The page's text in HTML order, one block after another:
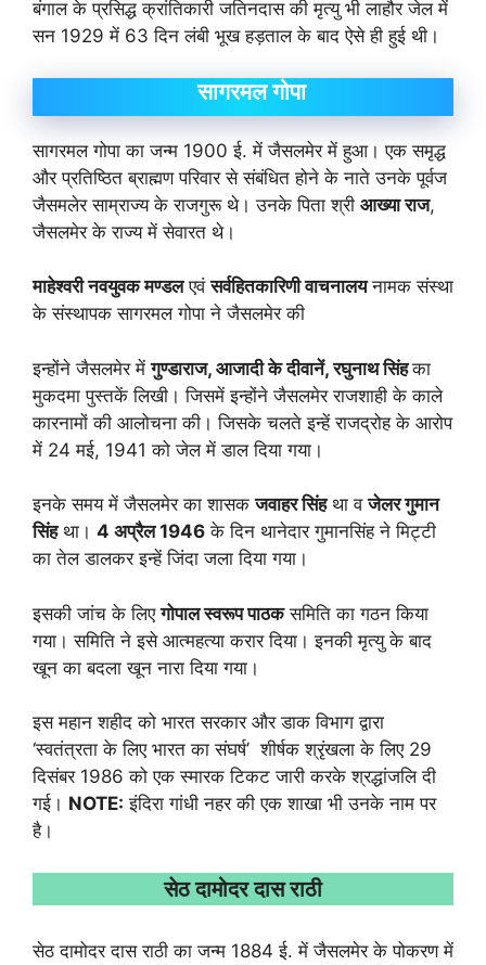
बंगाल के प्रसिद्ध क्रांतिकारी जतिनदास की मृत्यु भी लाहौर जेल में
सन 1929 में 63 दिन लंबी भूख हड़ताल के बाद ऐसे ही हुई थी।
सागरमल गोपा
सागरमल गोपा का जन्म 1900 ई. में जैसलमेर में हुआ। एक समृद्ध
और प्रतिष्ठित ब्राह्मण परिवार से संबंधित होने के नाते उनके पूर्वज
जैसमलेर साम्राज्य के राजगुरू थे। उनके पिता श्री आख्या राज,
जैसलमेर के राज्य में सेवारत थे।
माहेश्वरी नवयुवक मण्डलएवंसर्वहितकारिणी वाचनालयनामक संस्था
के संस्थापक सागरमल गोपा ने जैसलमेर की
इन्होंने जैसलमेर मेंगुण्डाराज, आजादी के दीवानें,रघुनाथ सिंहका
मुकदमा पुस्तकें लिखी। जिसमें इन्होंने जैसलमेर राजशाही के काले
कारनामों की आलोचना की। जिसके चलते इन्हें राजद्रोह के आरोप
में 24 मई, 1941 को जेल में डाल दिया गया।
इनके समय में जैसलमेर का शासकजवाहर सिंहथा वजेलर गुमान
सिंहथा। 4 अप्रैल 1946 के दिन थानेदार गुमानसिंह ने मिट्टी
का तेल डालकर इन्हें जिंदा जला दिया गया।
इसकी जांच के लिएगोपाल स्वरूप पाठकसमिति का गठन किया
गया। समिति ने इसे आत्महत्या करार दिया। इनकी मृत्यु के बाद
खून का बदला खून नारा दिया गया।
इस महान शहीद को भारत सरकार और डाक विभाग द्वारा
‘स्वतंत्रता के लिए भारत का संघर्ष’ शीर्षक श्रृंखला के लिए 29
दिसंबर 1986 को एक स्मारक टिकट जारी करके श्रद्धांजलि दी
गई। NOTE: इंदिरा गांधी नहर की एक शाखा भी उनके नाम पर
है।
सेठ दामोदर दास राठी
सेठ दामोदर दास राठी का जन्म 1884 ई. में जैसलमेर के पोकरण में